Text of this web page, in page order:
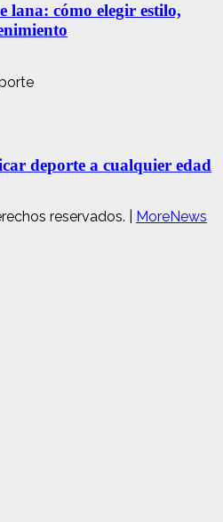
lana: cómo elegir estilo,
deporte a cualquier edad
reservados.
MoreNews